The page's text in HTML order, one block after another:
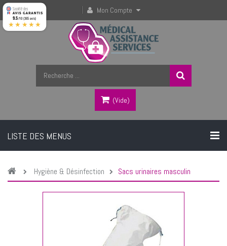
Mon Compte
(vide)
LISTE DES MENUS
Hygiène & Désinfection Sacs urinaires masculin
9.5/10 (365 avis)
★★★★★